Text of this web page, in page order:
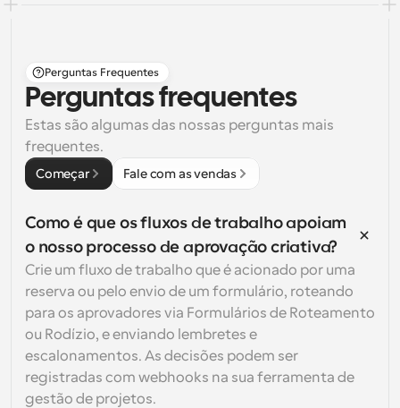
Perguntas Frequentes
Perguntas frequentes
Estas são algumas das nossas perguntas mais
frequentes.
Começar Fale com as vendas
Como é que os fluxos de trabalho apoiam
o nosso processo de aprovação criativa?
Crie um fluxo de trabalho que é acionado por uma
reserva ou pelo envio de um formulário, roteando
para os aprovadores via Formulários de Roteamento
ou Rodízio, e enviando lembretes e
escalonamentos. As decisões podem ser
registradas com webhooks na sua ferramenta de
gestão de projetos.